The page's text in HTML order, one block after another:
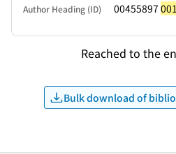
Author Heading (ID) 00455897
Reached to the
Bulk download of